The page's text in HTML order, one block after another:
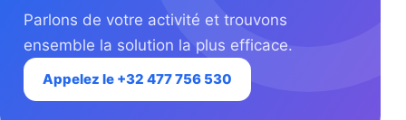
Parlons de votre activité et trouvons
ensemble la solution la plus efficace.
Appelez le +32 477 756 530